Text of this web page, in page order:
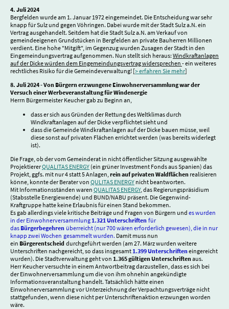
4. Juli 2024
Bergfelden wurde am 1. Januar 1972 eingemeindet. Die Entscheidung war sehr
knapp für Sulz und gegen Vöhringen. Dabei wurde mit der Stadt Sulz a.N. ein
Vertrag ausgehandelt. Seitdem hat die Stadt Sulz a.N. am Verkauf von
gemeindeeigenen Grundstücken in Bergfelden an private Bauherren Millionen
verdient. Eine hohe "Mitgift", im Gegenzug wurden Zusagen der Stadt in den
Eingemeindungsvertrag aufgenommen. Nun stellt sich heraus: Windkraftanlagen
auf der Dicke würden dem Eingemeindungsvertrag widersprechen - ein weiteres
rechtliches Risiko für die Gemeindeverwaltung! [> erfahren Sie mehr]
8. Juli 2024 - Von Bürgern erzwungene Einwohnerversammlung war der
Versuch einer Werbeveranstaltung für Windenergie
Herrn Bürgermeister Keucher gab zu Beginn an,
dass er sich aus Gründen der Rettung des Weltklimas durch
Windkraftanlagen auf der Dicke verpflichtet sieht und
dass die Gemeinde Windkraftanlagen auf der Dicke bauen müsse, weil
diese sonst auf privaten Flächen errichtet werden (was bereits widerlegt
ist).
Die Frage, ob der vom Gemeinderat in nicht öffentlicher Sitzung ausgewählte
ProjektiererQUALITAS ENERGY (ein grüner Investment Fonds aus Spanien) das
Projekt, ggfs. mit nur 4 statt 5 Anlagen, rein auf privaten Waldflächen realisieren
könne, konnte der Berater von QULITAS ENERGY nicht beantworten.
Mit Informationsständen waren QUALITAS ENERGY, das Regierungspräsidium
(Stabsstelle Energiewende) und BUND/NABU präsent. Die Gegenwind-
Kraftgruppe hatte keine Erlaubnis für einen Stand bekommen.
Es gab allerdings viele kritische Beiträge und Fragen von Bürgern und es wurden
in der Einwohnerversammlung 1.321 Unterschriften für
das Bürgerbegehren überreicht (nur 700 wären erforderlich gewesen), die in nur
knapp zwei Wochen gesammelt wurden. Damit muss nun
ein Bürgerentscheid durchgeführt werden (am 27. März wurden weitere
Unterschriften nachgereicht, so dass insgesamt 1.399 Unterschrifteneingereicht
wurden). Die Stadtverwaltung geht von 1.365 gültigen Unterschriftenaus.
Herr Keucher versuchte in einem Antwortbeitrag darzustellen, dass es sich bei
der Einwohnerversammlung um die von ihm ohnehin angekündigte
Informationsveranstaltung handelt. Tatsächlich hätte einen
Einwohnerversammlung vor Unterzeichnung der Verpachtungsverträge nicht
stattgefunden, wenn diese nicht per Unterschriftenaktion erzwungen worden
wäre.